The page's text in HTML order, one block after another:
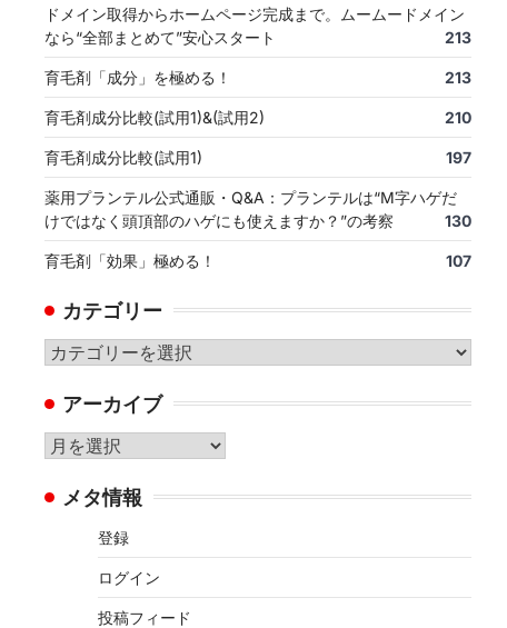
ドメイン取得からホームページ完成まで。ムームードメイン
なら“全部まとめて”安心スタート
213
育毛剤「成分」を極める！ 213
育毛剤成分比較(試用1)&(試用2) 210
育毛剤成分比較(試用1) 197
薬用プランテル公式通販・Q&A：プランテルは“M字ハゲだ
けではなく頭頂部のハゲにも使えますか？”の考察
130
育毛剤「効果」極める！ 107
カテゴリー
カ
ゴ
リ
ー
アーカイブ
ア
カ メタ情報
登録
ログイン
投稿フィード